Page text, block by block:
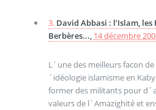
3. David Abbasi : l’Islam, les
Berbères..., 14 décembre
L´une des meilleurs facon
´idéologie islamisme en
former des militants pour
valeurs de l´Amazighité et